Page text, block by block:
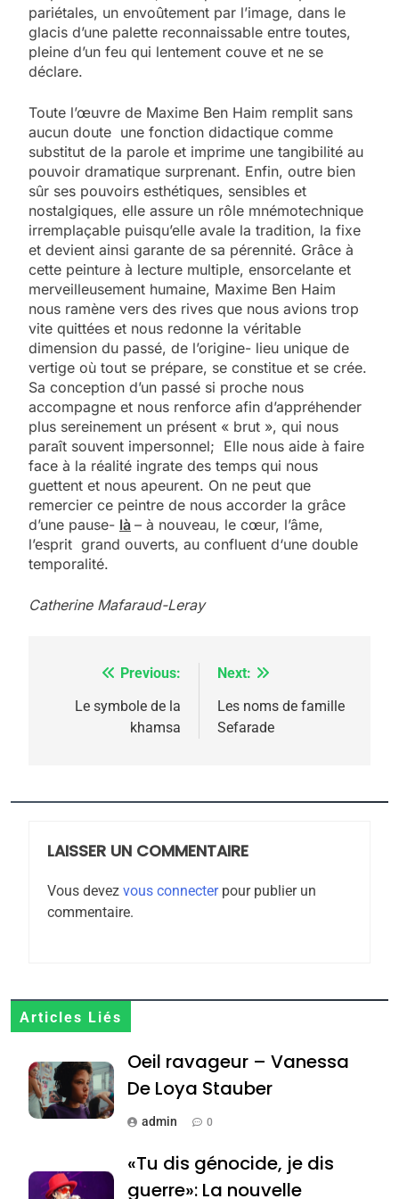
pariétales, un envoûtement par l’image, dans le
glacis d’une palette reconnaissable entre toutes,
pleine d’un feu qui lentement couve et ne se
déclare.
Toute l’œuvre de Maxime Ben Haim remplit sans
aucun doute une fonction didactique comme
substitut de la parole et imprime une tangibilité au
pouvoir dramatique surprenant. Enfin, outre bien
sûr ses pouvoirs esthétiques, sensibles et
nostalgiques, elle assure un rôle mnémotechnique
irremplaçable puisqu’elle avale la tradition, la fixe
et devient ainsi garante de sa pérennité. Grâce à
cette peinture à lecture multiple, ensorcelante et
merveilleusement humaine, Maxime Ben Haim
nous ramène vers des rives que nous avions trop
vite quittées et nous redonne la véritable
dimension du passé, de l’origine- lieu unique de
vertige où tout se prépare, se constitue et se crée.
Sa conception d’un passé si proche nous
accompagne et nous renforce afin d’appréhender
plus sereinement un présent « brut », qui nous
paraît souvent impersonnel; Elle nous aide à faire
face à la réalité ingrate des temps qui nous
guettent et nous apeurent. On ne peut que
remercier ce peintre de nous accorder la grâce
d’une pause- là – à nouveau, le cœur, l’âme,
l’esprit grand ouverts, au confluent d‘une double
temporalité.
Catherine Mafaraud-Leray
NavigationPrevious:
Le symbole de la
khamsa
Next:
Les noms de famille
Sefarade
LAISSER UN COMMENTAIRE
Vous devez vous connecterpour publier un
commentaire.
Articles Liés
Oeil ravageur – Vanessa
De Loya Stauber
admin 0
«Tu dis génocide, je dis
guerre»: La nouvelle
2025, l’année la plus
rapport d’ADL contre
FRANCE ISRAÉL
6
Zrihen-Dvir
7
Jacques Hadida
JUDAISME
Maroc : Les amandes de
Tafraout, le miel de Tadla